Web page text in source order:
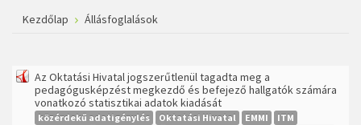
Kezdőlap Állásfoglalások
Az Oktatási Hivatal jogszerűtlenül tagadta meg a
pedagógusképzést megkezdő és befejező hallgatók számára
vonatkozó statisztikai adatok kiadását
közérdekű adatigénylés Oktatási Hivatal EMMI
ITM